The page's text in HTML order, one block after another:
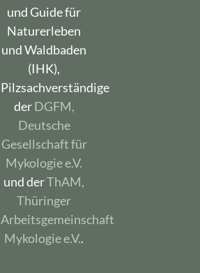
und Guide für
Naturerleben
und Waldbaden
(IHK),
Pilzsachverständige
derDGFM,
Deutsche
Gesellschaft für
Mykologie e.V.
und derThAM,
Thüringer
Arbeitsgemeinschaft
Mykologie e.V..